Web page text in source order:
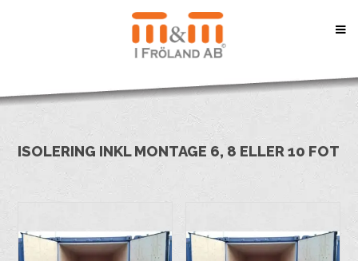
ISOLERING INKL MONTAGE 6, 8 ELLER 10 FOT